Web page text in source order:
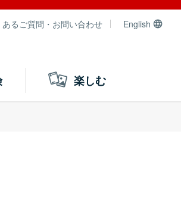
あるご質問・お問い合わせ English
楽しむ